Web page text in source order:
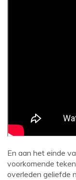
En aan het einde
voorkomende
overleden geliefde